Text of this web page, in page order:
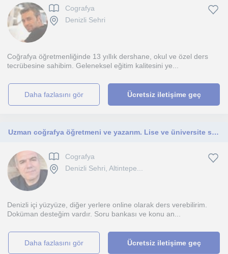
Cografya
Denizli Sehri
Coğrafya öğretmenliğinde 13 yıllık dershane, okul ve özel ders
tecrübesine sahibim. Geleneksel eğitim kalitesini ye...
daha fazlasını gör Ücretsiz iletişime geç
Uzman coğrafya öğretmeni ve yazarım. Lise ve üniversite sınavlarına hazırlık
Cografya
Denizli Sehri, Altintepe...
Denizli içi yüzyüze, diğer yerlere online olarak ders verebilirim.
Doküman desteğim vardır. Soru bankası ve konu an...
daha fazlasını gör Ücretsiz iletişime geç